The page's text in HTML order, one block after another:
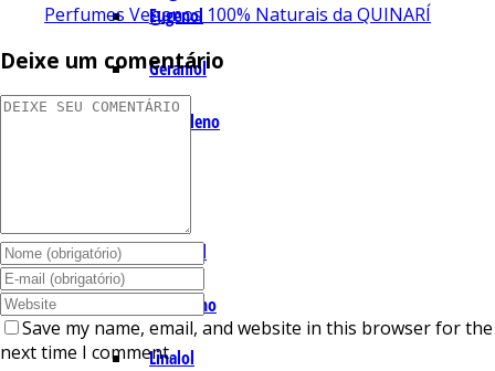
Eugenol
Geraniol
Humuleno
Lemonal
Limoneno
Linalol
Perfumes Veganos 100% Naturais da QUINARÍ
Deixe um comentário
Save my name, email, and website in this browser for the
next time I comment.